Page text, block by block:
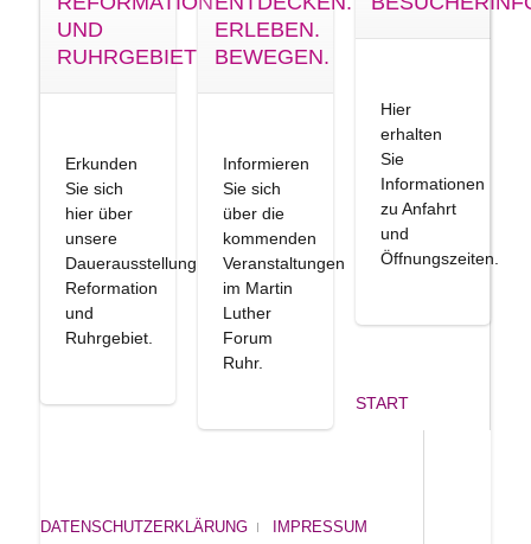
UND
RUHRGEBIET
Erkunden
Sie sich
hier über
unsere
Dauerausstellung
Reformation
und
Ruhrgebiet.
ERLEBEN.
BEWEGEN.
Informieren
Sie sich
über die
kommenden
Veranstaltungen
im Martin
Luther
Forum
Ruhr.
Hier
erhalten
Sie
Informationen
zu Anfahrt
und
Öffnungszeiten.
DATENSCHUTZERKLÄRUNG IMPRESSUM
START